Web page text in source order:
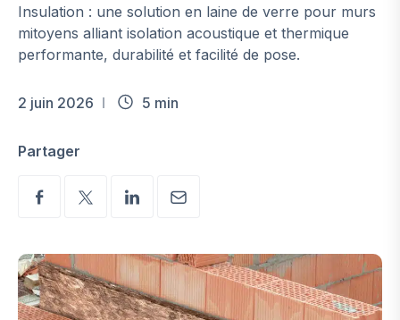
Insulation : une solution en laine de verre pour murs
mitoyens alliant isolation acoustique et thermique
performante, durabilité et facilité de pose.
2 juin 2026 5 min
Partager